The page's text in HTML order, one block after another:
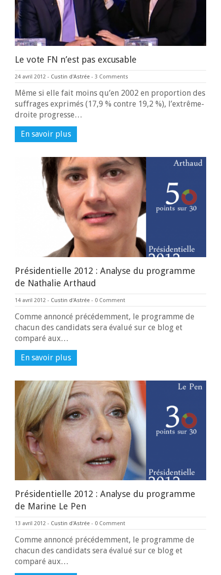
Le vote FN n’est pas excusable
24 avril 2012 - Custin d'Astrée - 3 Comments
Même si elle fait moins qu’en 2002 en proportion des
suffrages exprimés (17,9 % contre 19,2 %), l’extrême-
droite progresse…
En savoir plus
Présidentielle 2012 : Analyse du programme
de Nathalie Arthaud
14 avril 2012 - Custin d'Astrée - 0 Comment
Comme annoncé précédemment, le programme de
chacun des candidats sera évalué sur ce blog et
comparé aux…
En savoir plus
Présidentielle 2012 : Analyse du programme
de Marine Le Pen
13 avril 2012 - Custin d'Astrée - 0 Comment
Comme annoncé précédemment, le programme de
chacun des candidats sera évalué sur ce blog et
comparé aux…